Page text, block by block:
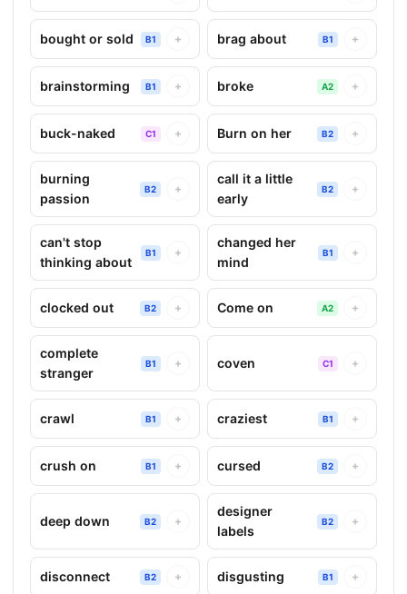
bought or sold B1 + brag about B1 +
brainstorming B1 + broke A2 +
buck-naked C1 + Burn on her B2 +
burning
passion
B2 +
call it a little
early
B2 +
can't stop
thinking about
B1 +
changed her
mind
B1 +
clocked out B2 + Come on A2 +
complete
stranger
B1 + coven C1 +
crawl B1 + craziest B1 +
crush on B1 + cursed B2 +
deep down B2 +
designer
labels
B2 +
disconnect B2 + disgusting B1 +